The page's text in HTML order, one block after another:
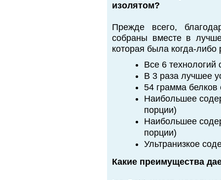
изолятом?
Прежде всего,
собраны вместе в
которая была когда-либо
Все 6 технологий
В 3 раза лучшее
54 грамма
Наибольшее
порции)
Наибольшее
порции)
Ультранизкое
Какие преимущества